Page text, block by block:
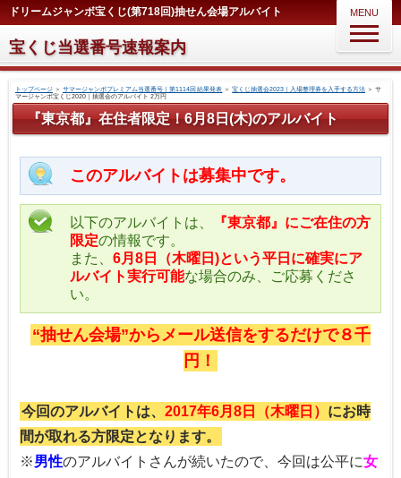
ドリームジャンボ宝くじ(第718回)抽せん会場アルバイト
宝くじ当選番号速報案内
MENU
トップページ＞ サマージャンボプレミアム当選番号｜第1114回 結果発表 ＞宝くじ抽選会2023｜入場整理券を入手する方法 ＞ サ
マージャンボ宝くじ2020｜抽選会のアルバイト 2万円
『東京都』在住者限定！6月8日(木)のアルバイト
このアルバイトは募集中です。
以下のアルバイトは、
『東京都』にご在住の方
限定の情報です。
また、 6月8日（木曜日)という平日に確実にア
ルバイト実行可能な場合のみ、ご応募くださ
い。
“抽せん会場”からメール送信をするだけで８千
円！
今回のアルバイトは、 2017年6月8日（木曜日） にお時
間が取れる方限定となります。
※男性のアルバイトさんが続いたので、今回は公平に女